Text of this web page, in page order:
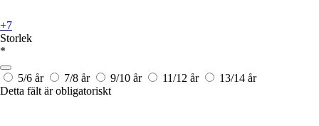
+7
Storlek
*
5/6 år 7/8 år 9/10 år 11/12 år
13/14 år
Detta fält är obligatoriskt